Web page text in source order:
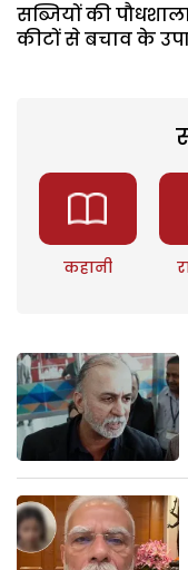
सब्जियों की
कीटों से बचाव के
कहानी